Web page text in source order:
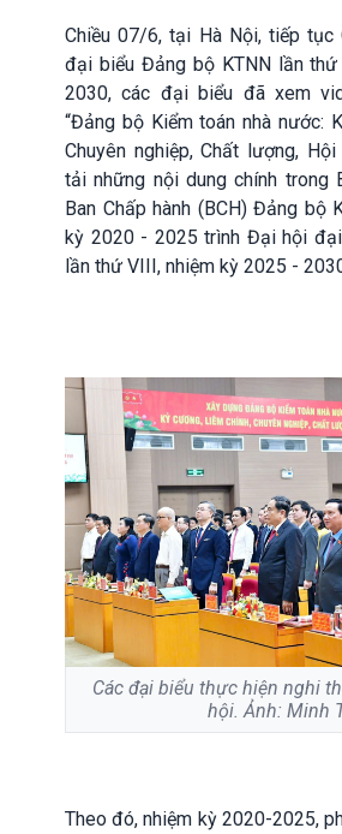
Chiều 07/6, tại Hà Nội, tiếp
đại biểu Đảng bộ KTNN lần
2030, các đại biểu đã xem
“Đảng bộ Kiểm toán nhà nước:
Chuyên nghiệp, Chất lượng,
tải những nội dung chính trong
Ban Chấp hành (BCH) Đảng bộ
kỳ 2020 - 2025 trình Đại hội
lần thứ VIII, nhiệm kỳ 2025 -
Các đại biểu thực hiện nghi
hội. Ảnh: Minh
Theo đó, nhiệm kỳ 2020-2025,